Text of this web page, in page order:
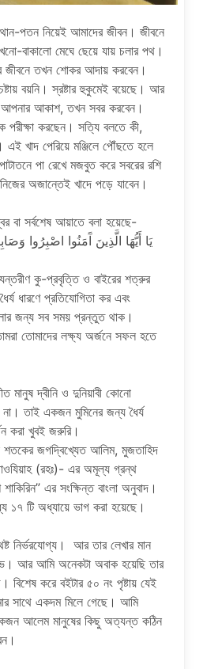
পতন নিয়েই আমাদের জীবন। জীবনে
বাকালাে মেঘে ছেয়ে যায় চলার পথ।
জীবনে তখন শােকর আদায় করবেন।
বয়নি। স্রষ্টার হুকুমেই বয়েছে। আর
আপনার আকাশ, তখন সবর করবেন।
পরীক্ষা করছেন। সত্যি বলতে কী,
এই খাদ পেরিয়ে মঞ্জিলে পৌঁছতে হলে
পা রেখে মজবুত করে সবরের রশি
অজান্তেই খাদে পড়ে যাবেন।
বা সর্বশেষ আয়াতে বলা হয়েছে-
يَا أَيُّهَا الَّذِينَ آَمَنُوا اصْبِرُوا
কু-প্রবৃত্তি ও বাইরের শত্রুর
ধারণে প্রতিযোগিতা কর এবং
জন্য সব সময় প্রন্তুত থাক।
তোমাদের লক্ষ্য অর্জনে সফল হতে
মানুষ দ্বীনি ও দুনিয়াবী কোনো
তাই একজন মুমিনের জন্য ধৈর্য
করা খুবই জরুরি।
জগদ্বিখ্যেত আলিম, মুজতাহিদ
(রহঃ)- এর অমূল্য গ্রন্থ
শাকিরিন” এর সংক্ষিন্ত বাংলা অনুবাদ।
১৭ টি অধ্যায়ে ভাগ করা হয়েছে।
নির্ভরযোগ্য। আর তার লেখার মান
আর আমি অনেকটা অবাক হয়েছি তার
বিশেষ করে বইটার ৫০ নং পৃষ্টায় যেই
সাথে একদম মিলে গেছে। আমি
আলেম মানুষের কিছু অত্যন্ত কঠিন